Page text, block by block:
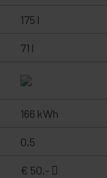
175 l
71 l
166 kWh
0,5
€ 50,-